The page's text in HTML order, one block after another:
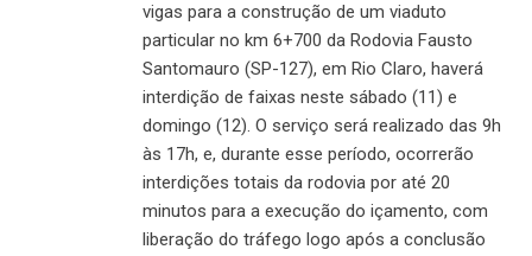
vigas para a construção de um viaduto
particular no km 6+700 da Rodovia Fausto
Santomauro (SP-127), em Rio Claro, haverá
interdição de faixas neste sábado (11) e
domingo (12). O serviço será realizado das 9h
às 17h, e, durante esse período, ocorrerão
interdições totais da rodovia por até 20
minutos para a execução do içamento, com
liberação do tráfego logo após a conclusão